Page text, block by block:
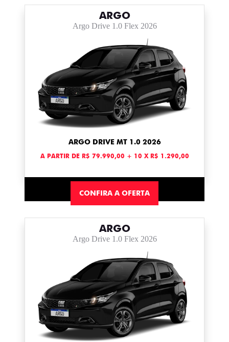
ARGO
Argo Drive 1.0 Flex 2026
ARGO DRIVE MT 1.0 2026
A PARTIR DE R$ 79.990,00 + 10 X R$ 1.290,00
CONFIRA A OFERTA
ARGO
Argo Drive 1.0 Flex 2026